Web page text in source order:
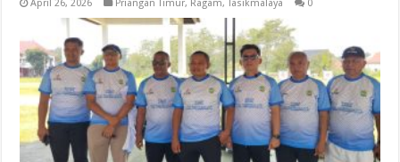
April 26, 2026 Priangan Timur, Ragam, Tasikmalaya 0